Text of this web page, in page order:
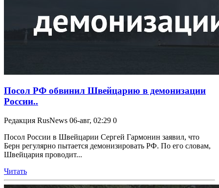
Посол РФ обвинил Швейцарию в демонизации
России..
Редакция RusNews 06-авг, 02:29 0
Посол России в Швейцарии Сергей Гармонин заявил, что
Берн регулярно пытается демонизировать РФ. По его словам,
Швейцария проводит...
Читать